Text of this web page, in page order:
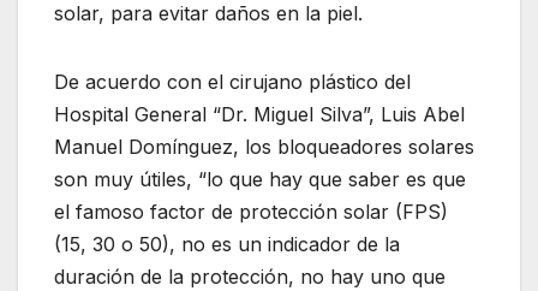
solar, para evitar daños en la piel.
De acuerdo con el cirujano plástico del
Hospital General “Dr. Miguel Silva”, Luis Abel
Manuel Domínguez, los bloqueadores solares
son muy útiles, “lo que hay que saber es que
el famoso factor de protección solar (FPS)
(15, 30 o 50), no es un indicador de la
duración de la protección, no hay uno que